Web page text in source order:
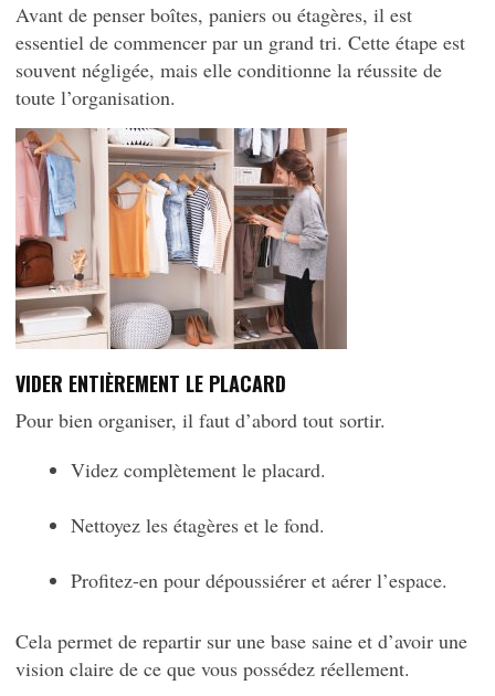
Avant de penser boîtes, paniers ou étagères, il est
essentiel de commencer par un grand tri. Cette étape est
souvent négligée, mais elle conditionne la réussite de
toute l’organisation.
VIDER ENTIÈREMENT LE PLACARD
Pour bien organiser, il faut d’abord tout sortir.
Videz complètement le placard.
Nettoyez les étagères et le fond.
Profitez-en pour dépoussiérer et aérer l’espace.
Cela permet de repartir sur une base saine et d’avoir une
vision claire de ce que vous possédez réellement.